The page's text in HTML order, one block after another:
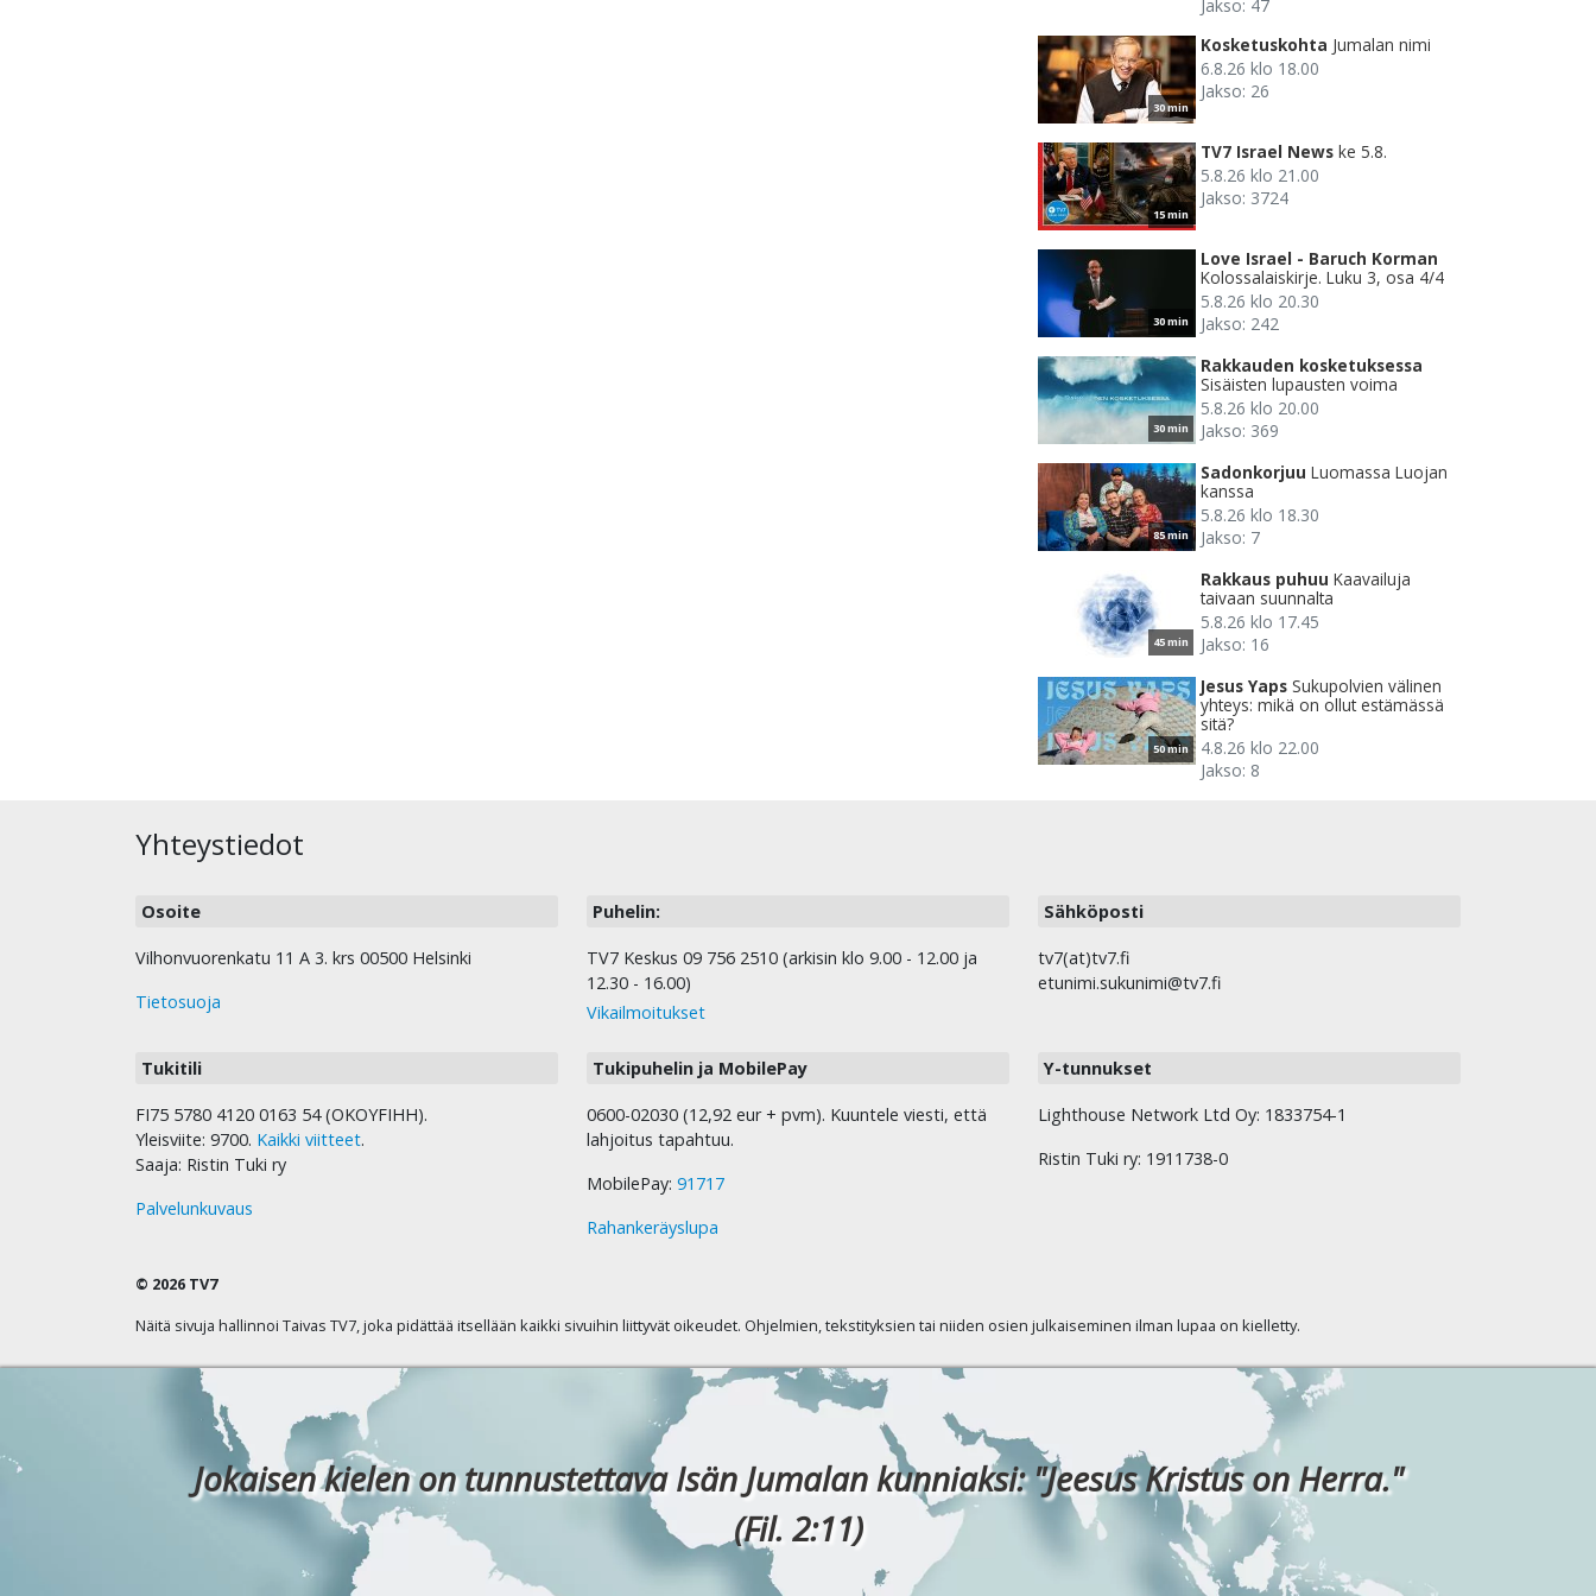
Jakso: 47
30 min
Kosketuskohta Jumalan nimi
6.8.26 klo 18.00
Jakso: 26
15 min
TV7 Israel News ke 5.8.
5.8.26 klo 21.00
Jakso: 3724
30 min
Love Israel - Baruch Korman
Kolossalaiskirje. Luku 3, osa 4/4
5.8.26 klo 20.30
Jakso: 242
30 min
Rakkauden kosketuksessa
Sisäisten lupausten voima
5.8.26 klo 20.00
Jakso: 369
85 min
Sadonkorjuu Luomassa Luojan
kanssa
5.8.26 klo 18.30
Jakso: 7
45 min
Rakkaus puhuu Kaavailuja
taivaan suunnalta
5.8.26 klo 17.45
Jakso: 16
50 min
Jesus Yaps Sukupolvien välinen
yhteys: mikä on ollut estämässä
sitä?
4.8.26 klo 22.00
Jakso: 8
Yhteystiedot
Osoite
Vilhonvuorenkatu 11 A 3. krs 00500 Helsinki
Tietosuoja
Puhelin:
TV7 Keskus 09 756 2510 (arkisin klo 9.00 - 12.00 ja
12.30 - 16.00)
Vikailmoitukset
Sähköposti
tv7(at)tv7.fi
etunimi.sukunimi@tv7.fi
Tukitili
FI75 5780 4120 0163 54 (OKOYFIHH).
Yleisviite: 9700. Kaikki viitteet.
Saaja: Ristin Tuki ry
Palvelunkuvaus
Tukipuhelin ja MobilePay
0600-02030 (12,92 eur + pvm). Kuuntele viesti, että
lahjoitus tapahtuu.
MobilePay: 91717
Rahankeräyslupa
Y-tunnukset
Lighthouse Network Ltd Oy: 1833754-1
Ristin Tuki ry: 1911738-0
© 2026 TV7
Näitä sivuja hallinnoi Taivas TV7, joka pidättää itsellään kaikki sivuihin liittyvät oikeudet. Ohjelmien, tekstityksien tai niiden osien julkaiseminen ilman lupaa on kielletty.
Jokaisen kielen on tunnustettava Isän Jumalan kunniaksi: "Jeesus Kristus on Herra."
(Fil. 2:11)